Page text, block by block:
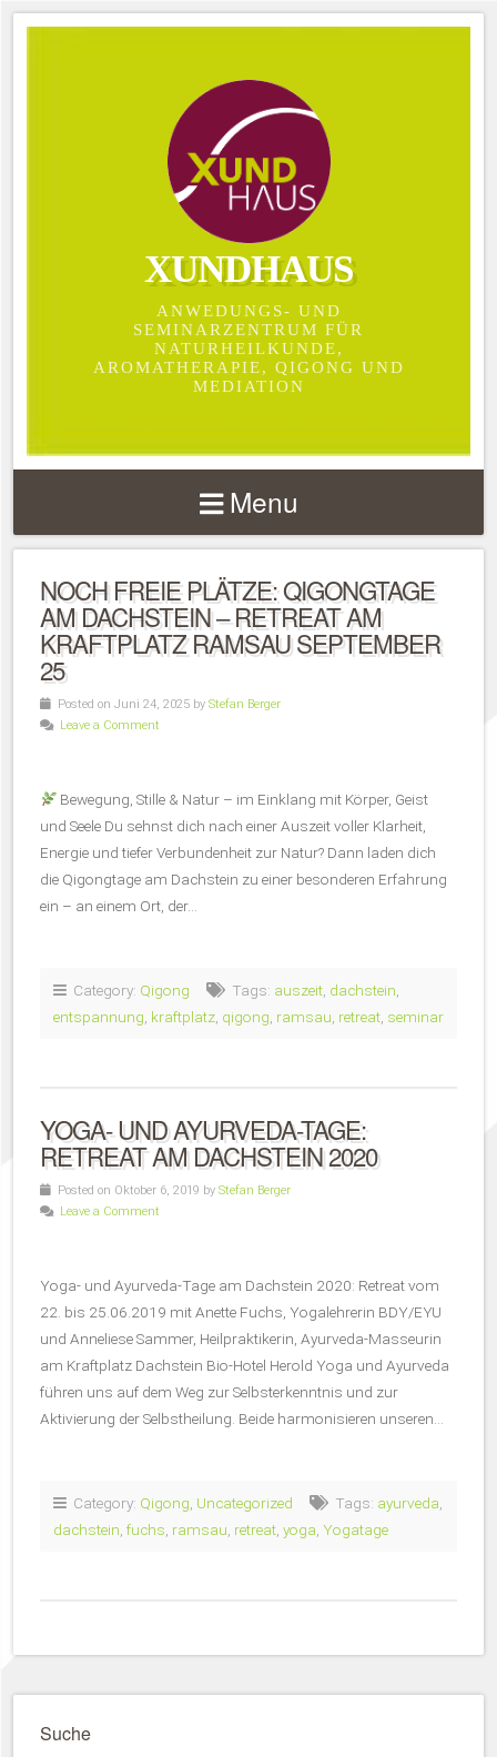
XUNDHAUS
ANWEDUNGS- UND
SEMINARZENTRUM FÜR
NATURHEILKUNDE,
AROMATHERAPIE, QIGONG UND
MEDIATION
Menu
NOCH FREIE PLÄTZE: QIGONGTAGE
AM DACHSTEIN – RETREAT AM
KRAFTPLATZ RAMSAU SEPTEMBER
25
Posted on Juni 24, 2025 by Stefan Berger
Leave a Comment
Bewegung, Stille & Natur – im Einklang mit Körper, Geist
und Seele Du sehnst dich nach einer Auszeit voller Klarheit,
Energie und tiefer Verbundenheit zur Natur? Dann laden dich
die Qigongtage am Dachstein zu einer besonderen Erfahrung
ein – an einem Ort, der…
Category: Qigong Tags: auszeit dachstein
entspannung kraftplatz qigong ramsau retreat seminar
YOGA- UND AYURVEDA-TAGE:
RETREAT AM DACHSTEIN 2020
Posted on Oktober 6, 2019 by Stefan Berger
Leave a Comment
Yoga- und Ayurveda-Tage am Dachstein 2020: Retreat vom
22. bis 25.06.2019 mit Anette Fuchs, Yogalehrerin BDY/EYU
und Anneliese Sammer, Heilpraktikerin, Ayurveda-Masseurin
am Kraftplatz Dachstein Bio-Hotel Herold Yoga und Ayurveda
führen uns auf dem Weg zur Selbsterkenntnis und zur
Aktivierung der Selbstheilung. Beide harmonisieren unseren…
Category: Qigong Uncategorized Tags: ayurveda
dachstein fuchs ramsau retreat yoga Yogatage
Suche